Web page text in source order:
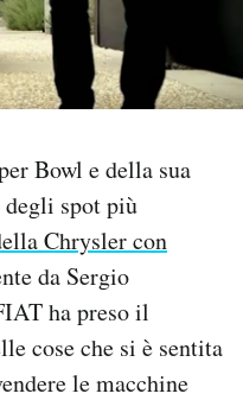
Bowl e della sua
spot più
Chrysler con
da Sergio
ha preso il
cose che si è sentita
le macchine